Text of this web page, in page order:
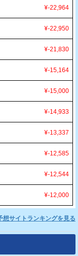
¥-22,964
¥-22,950
¥-21,830
¥-15,164
¥-15,000
¥-14,933
¥-13,337
¥-12,585
¥-12,544
¥-12,000
想サイトランキングを見る